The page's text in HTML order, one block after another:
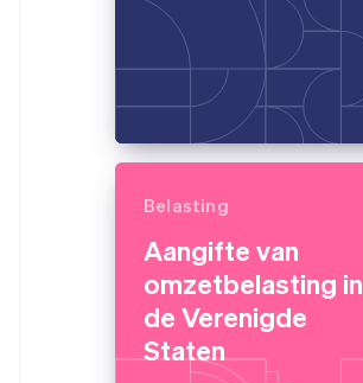
Belasting
Aangifte van
omzetbelasting in
de Verenigde
Staten